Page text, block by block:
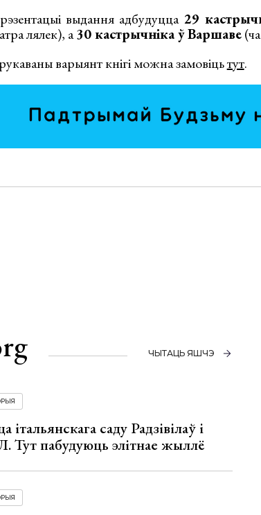
выдання адбудуцца 29
лялек), а30 кастрычніка ў Варшаве
варыянт кнігі можна замовіцьтут.
ЧЫТАЦЬ ЯШЧЭ
італьянскага саду Радзівілаў і
Тут пабудуюць элітнае жыллё